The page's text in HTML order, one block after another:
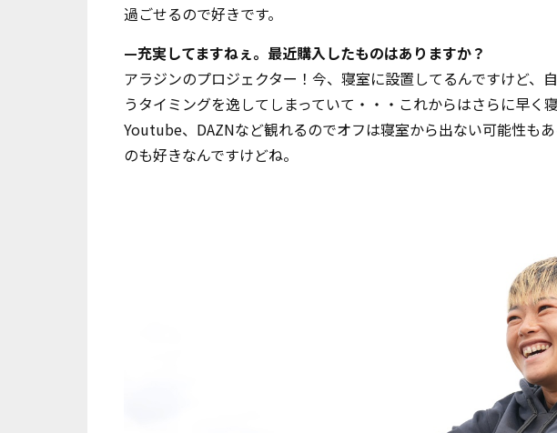
過ごせるので好きです。
—充実してますねぇ。最近購入したものはありますか？
アラジンのプロジェクター！今、寝室に設置してるんですけど、
うタイミングを逸してしまっていて・・・これからはさらに早く
Youtube、DAZNなど観れるのでオフは寝室から出ない可能性も
のも好きなんですけどね。